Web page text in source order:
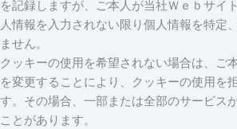
を記録しますが、ご本人が当社Ｗｅｂサイ
人情報を入力されない限り個人情報を特定
ません。
クッキーの使用を希望されない場合は、ご
を変更することにより、クッキーの使用を
す。その場合、一部または全部のサービス
ことがあります。